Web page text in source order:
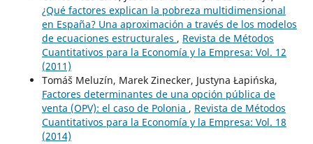
¿Qué factores explican la pobreza multidimensional
en España? Una aproximación a través de los modelos
de ecuaciones estructurales , Revista de Métodos
Cuantitativos para la Economía y la Empresa: Vol. 12
(2011)
Tomáš Meluzín, Marek Zinecker, Justyna Łapińska,
Factores determinantes de una opción pública de
venta (OPV): el caso de Polonia , Revista de Métodos
Cuantitativos para la Economía y la Empresa: Vol. 18
(2014)